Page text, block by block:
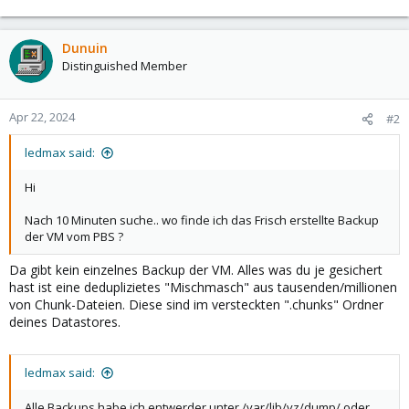
Dunuin
Distinguished Member
Apr 22, 2024 #2
ledmax said:
Hi
Nach 10 Minuten suche.. wo finde ich das Frisch erstellte Backup
der VM vom PBS ?
Da gibt kein einzelnes Backup der VM. Alles was du je gesichert
hast ist eine deduplizietes "Mischmasch" aus tausenden/millionen
von Chunk-Dateien. Diese sind im versteckten ".chunks" Ordner
deines Datastores.
ledmax said: